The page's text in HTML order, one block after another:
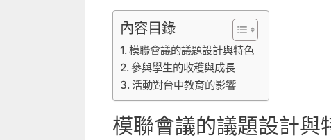
內容目錄
模聯會議的議題設計與特色
參與學生的收穫與成長
活動對台中教育的影響
模聯會議的議題設計與